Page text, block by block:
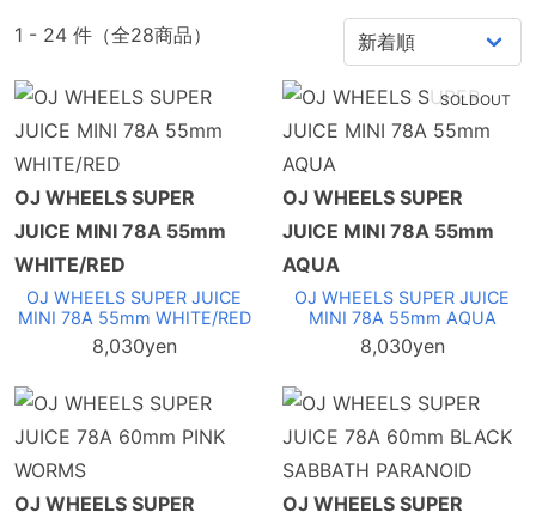
にオススメのラフライダーが
オススメです。
※サイズ選びに関してはあくまで目安ですので、どれがい
いかわからないとお悩みの方、詳しい説明が聞きたい方は
店舗までお電話ください。
※4つで1セット
1 - 24 件（全28商品）
OJ WHEELS SUPER
JUICE MINI 78A 55mm
WHITE/RED
OJ WHEELS SUPER JUICE
MINI 78A 55mm WHITE/RED
8,030yen
SOLDOUT
OJ WHEELS SUPER
JUICE MINI 78A 55mm
AQUA
OJ WHEELS SUPER JUICE
MINI 78A 55mm AQUA
8,030yen
OJ WHEELS SUPER
OJ WHEELS SUPER